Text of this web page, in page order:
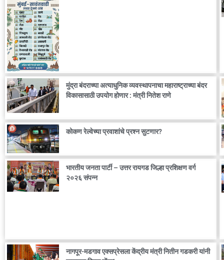
मुंद्रा बंदराच्या अत्याधुनिक व्यवस्थापनाचा महाराष्ट्राच्या बंदर
विकासासाठी उपयोग होणार : मंत्री नितेश राणे
कोकण रेल्वेच्या प्रवाशांचे प्रश्न सुटणार?
भारतीय जनता पार्टी – उत्तर रायगड जिल्हा प्रशिक्षण वर्ग
२०२६ संपन्न
नागपूर-मडगाव एक्सप्रेसला केंद्रीय मंत्री नितीन गडकरी यांनी